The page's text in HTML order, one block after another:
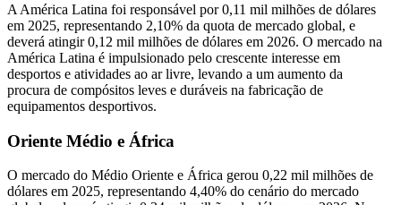
A América Latina foi responsável por 0,11 mil milhões de dólares
em 2025, representando 2,10% da quota de mercado global, e
deverá atingir 0,12 mil milhões de dólares em 2026. O mercado na
América Latina é impulsionado pelo crescente interesse em
desportos e atividades ao ar livre, levando a um aumento da
procura de compósitos leves e duráveis ​​na fabricação de
equipamentos desportivos.
Oriente Médio e África
O mercado do Médio Oriente e África gerou 0,22 mil milhões de
dólares em 2025, representando 4,40% do cenário do mercado